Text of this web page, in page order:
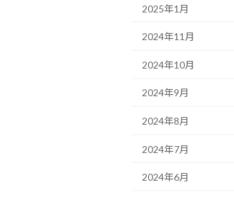
2025年1月
2024年11月
2024年10月
2024年9月
2024年8月
2024年7月
2024年6月